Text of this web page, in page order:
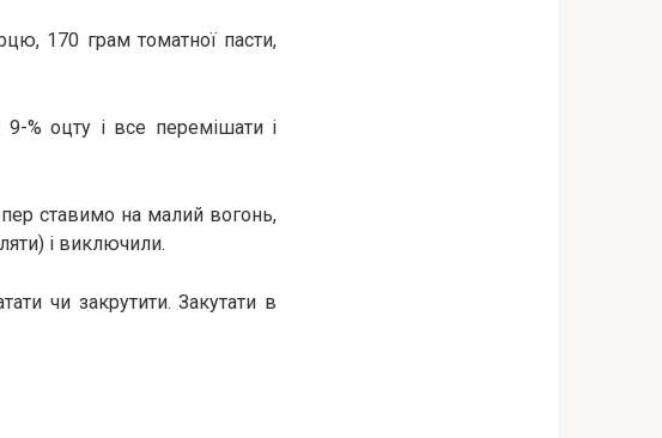
170 грам томатної пасти,
% оцту і все перемішати і
ставимо на малий вогонь,
і виключили.
чи закрутити. Закутати в